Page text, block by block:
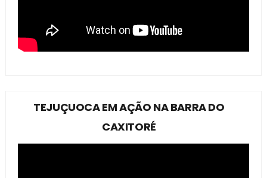
TEJUÇUOCA EM AÇÃO NA BARRA DO
CAXITORÉ